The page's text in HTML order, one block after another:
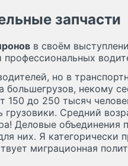
запчасти
в своём
профессиональных
но в
большегрузов, некому
до 250 тысяч
Средний
Деловые объединения
них. Я категорически
миграционная